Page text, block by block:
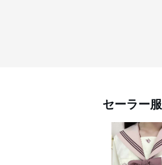
セーラー服